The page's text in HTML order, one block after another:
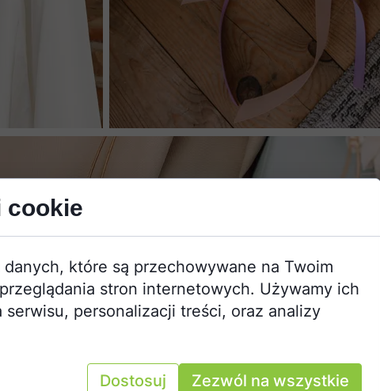
cookie
danych, które są przechowywane na Twoim
stron internetowych. Używamy ich
serwisu, personalizacji treści, oraz analizy
Dostosuj Zezwól na wszystkie